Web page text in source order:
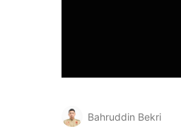
Bahruddin Bekri